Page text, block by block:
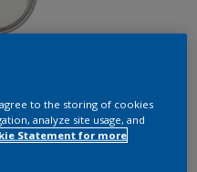
agree to the storing of cookies
analyze site usage, and
Statement for more